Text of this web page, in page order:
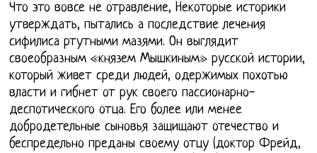
Что это вовсе не отравление, Некоторые историки
утверждать, пытались а последствие лечения
сифилиса ртутными мазями. Он выглядит
своеобразным «князем Мышкиным» русской истории,
который живет среди людей, одержимых похотью
власти и гибнет от рук своего пассионарно-
деспотического отца. Его более или менее
добродетельные сыновья защищают отечество и
беспредельно преданы своему отцу (доктор Фрейд,